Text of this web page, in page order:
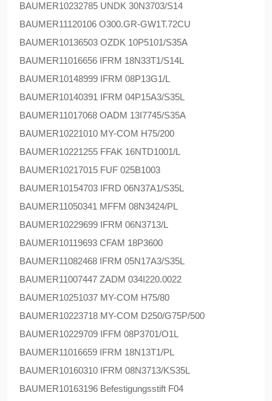
BAUMER10232785 UNDK 30N3703/S14
BAUMER11120106 O300.GR-GW1T.72CU
BAUMER10136503 OZDK 10P5101/S35A
BAUMER11016656 IFRM 18N33T1/S14L
BAUMER10148999 IFRM 08P13G1/L
BAUMER10140391 IFRM 04P15A3/S35L
BAUMER11017068 OADM 13I7745/S35A
BAUMER10221010 MY-COM H75/200
BAUMER10221255 FFAK 16NTD1001/L
BAUMER10217015 FUF 025B1003
BAUMER10154703 IFRD 06N37A1/S35L
BAUMER11050341 MFFM 08N3424/PL
BAUMER10229699 IFRM 06N3713/L
BAUMER10119693 CFAM 18P3600
BAUMER11082468 IFRM 05N17A3/S35L
BAUMER11007447 ZADM 034I220.0022
BAUMER10251037 MY-COM H75/80
BAUMER10223718 MY-COM D250/G75P/500
BAUMER10229709 IFFM 08P3701/O1L
BAUMER11016659 IFRM 18N13T1/PL
BAUMER10160310 IFRM 08N3713/KS35L
BAUMER10163196 Befestigungsstift F04